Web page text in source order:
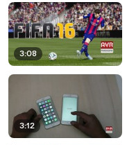
3:08
3:12